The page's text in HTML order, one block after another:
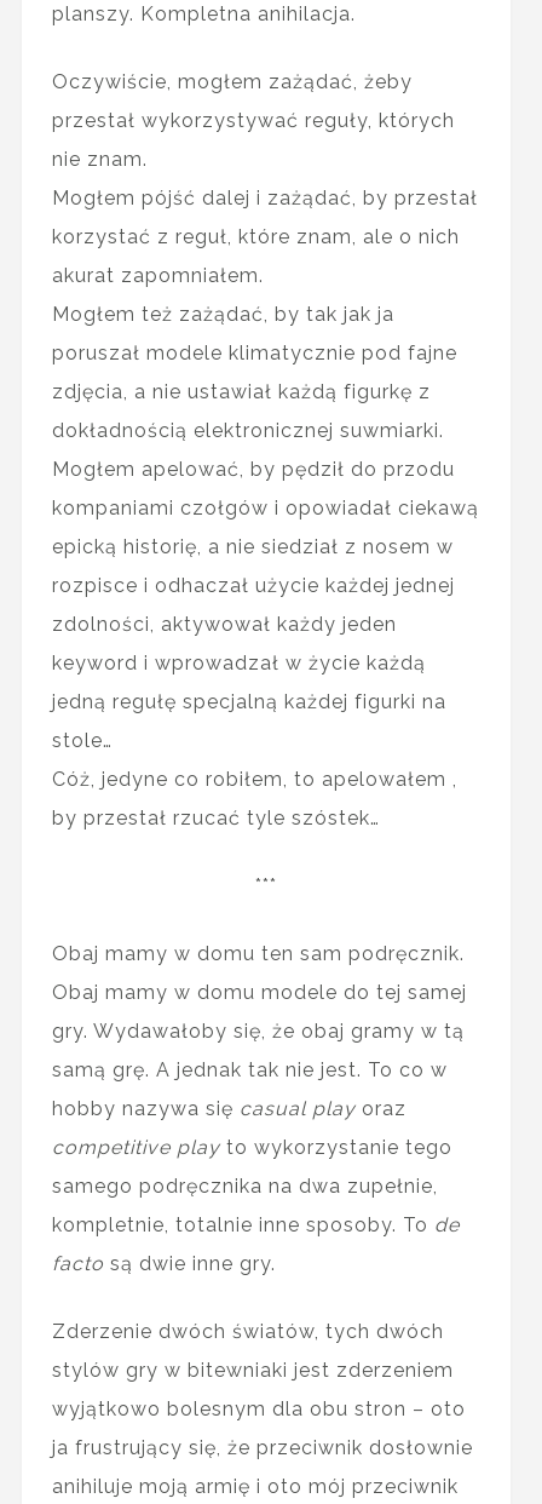
planszy. Kompletna anihilacja.
Oczywiście, mogłem zażądać, żeby
przestał wykorzystywać reguły, których
nie znam.
Mogłem pójść dalej i zażądać, by przestał
korzystać z reguł, które znam, ale o nich
akurat zapomniałem.
Mogłem też zażądać, by tak jak ja
poruszał modele klimatycznie pod fajne
zdjęcia, a nie ustawiał każdą figurkę z
dokładnością elektronicznej suwmiarki.
Mogłem apelować, by pędził do przodu
kompaniami czołgów i opowiadał ciekawą
epicką historię, a nie siedział z nosem w
rozpisce i odhaczał użycie każdej jednej
zdolności, aktywował każdy jeden
keyword i wprowadzał w życie każdą
jedną regułę specjalną każdej figurki na
stole…
Cóż, jedyne co robiłem, to apelowałem ,
by przestał rzucać tyle szóstek…
***
Obaj mamy w domu ten sam podręcznik.
Obaj mamy w domu modele do tej samej
gry. Wydawałoby się, że obaj gramy w tą
samą grę. A jednak tak nie jest. To co w
hobby nazywa się casual playoraz
competitive playto wykorzystanie tego
samego podręcznika na dwa zupełnie,
kompletnie, totalnie inne sposoby. To de
facto są dwie inne gry.
Zderzenie dwóch światów, tych dwóch
stylów gry w bitewniaki jest zderzeniem
wyjątkowo bolesnym dla obu stron – oto
ja frustrujący się, że przeciwnik dosłownie
anihiluje moją armię i oto mój przeciwnik